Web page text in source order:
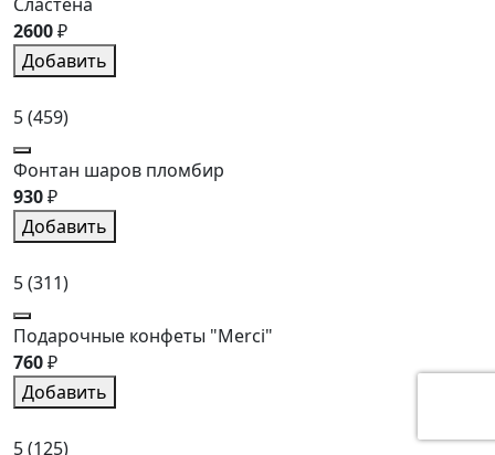
2600₽
Добавить
5(459)
Фонтан шаров пломбир
930₽
Добавить
5(311)
Подарочные конфеты "Merci"
760₽
Добавить
5(125)